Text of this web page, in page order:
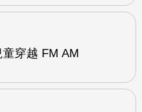
穿越 FM AM